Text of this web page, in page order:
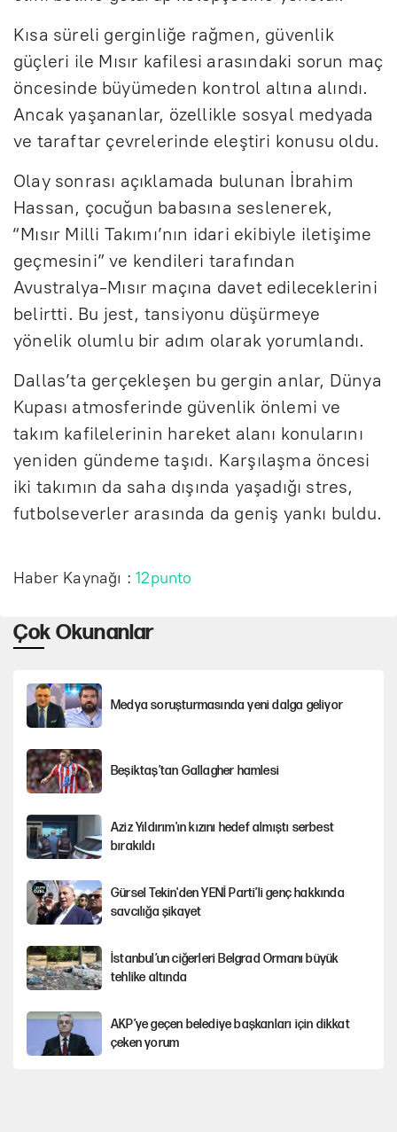
Kısa süreli gerginliğe rağmen, güvenlik
güçleri ile Mısır kafilesi arasındaki sorun maç
öncesinde büyümeden kontrol altına alındı.
Ancak yaşananlar, özellikle sosyal medyada
ve taraftar çevrelerinde eleştiri konusu oldu.
Olay sonrası açıklamada bulunan İbrahim
Hassan, çocuğun babasına seslenerek,
“Mısır Milli Takımı’nın idari ekibiyle iletişime
geçmesini” ve kendileri tarafından
Avustralya-Mısır maçına davet edileceklerini
belirtti. Bu jest, tansiyonu düşürmeye
yönelik olumlu bir adım olarak yorumlandı.
Dallas’ta gerçekleşen bu gergin anlar, Dünya
Kupası atmosferinde güvenlik önlemi ve
takım kafilelerinin hareket alanı konularını
yeniden gündeme taşıdı. Karşılaşma öncesi
iki takımın da saha dışında yaşadığı stres,
futbolseverler arasında da geniş yankı buldu.
Haber Kaynağı :12punto
Çok Okunanlar
Medya soruşturmasında yeni dalga geliyor
Beşiktaş’tan Gallagher hamlesi
Aziz Yıldırım'ın kızını hedef almıştı serbest
bırakıldı
Gürsel Tekin'den YENİ Parti’li genç hakkında
savcılığa şikayet
İstanbul’un ciğerleri Belgrad Ormanı büyük
tehlike altında
AKP’ye geçen belediye başkanları için dikkat
çeken yorum